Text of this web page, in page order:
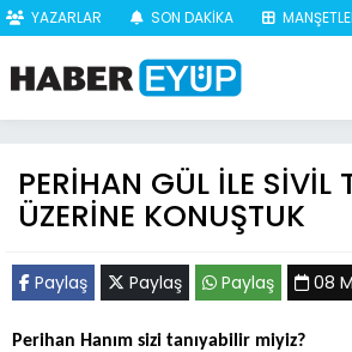
YAZARLAR SON DAKİKA
PERİHAN GÜL İLE SİVİL
ÜZERİNE KONUŞTUK
Paylaş Paylaş Paylaş 08
Perihan Hanım sizi tanıyabilir miyiz?